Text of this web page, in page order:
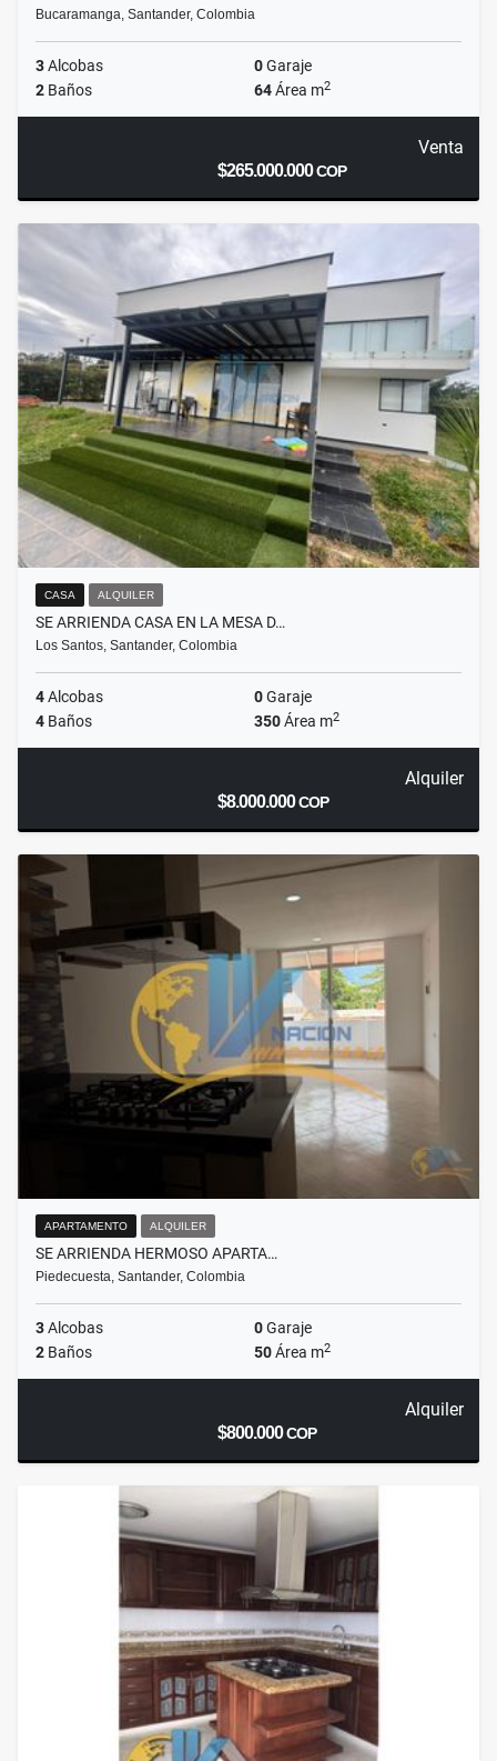
Bucaramanga, Santander, Colombia
3Alcobas 0Garaje
2 Baños 64Área m2
Venta
$265.000.000COP
CASA ALQUILER
SE ARRIENDA CASA EN LA MESA D…
Los Santos, Santander, Colombia
4Alcobas 0Garaje
4 Baños 350Área m2
Alquiler
$8.000.000COP
APARTAMENTO ALQUILER
SE ARRIENDA HERMOSO APARTA…
Piedecuesta, Santander, Colombia
3Alcobas 0Garaje
2 Baños 50Área m2
Alquiler
$800.000COP